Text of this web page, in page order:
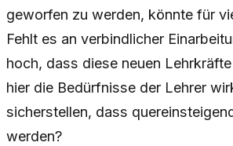
geworfen zu werden, könnte für
Fehlt es an verbindlicher
hoch, dass diese neuen
hier die Bedürfnisse der Lehrer
sicherstellen, dass
werden?